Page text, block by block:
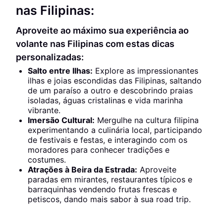
nas Filipinas:
Aproveite ao máximo sua experiência ao
volante nas Filipinas com estas dicas
personalizadas:
Salto entre Ilhas: Explore as impressionantes
ilhas e joias escondidas das Filipinas, saltando
de um paraíso a outro e descobrindo praias
isoladas, águas cristalinas e vida marinha
vibrante.
Imersão Cultural: Mergulhe na cultura filipina
experimentando a culinária local, participando
de festivais e festas, e interagindo com os
moradores para conhecer tradições e
costumes.
Atrações à Beira da Estrada: Aproveite
paradas em mirantes, restaurantes típicos e
barraquinhas vendendo frutas frescas e
petiscos, dando mais sabor à sua road trip.